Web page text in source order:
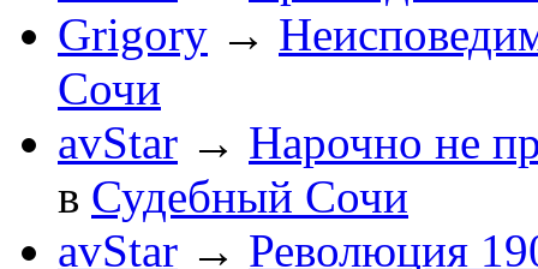
Grigory →
Сочи
avStar → Нарочно не
в Судебный Сочи
avStar → Революция